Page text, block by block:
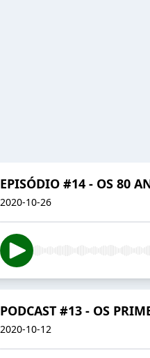
EPISÓDIO #14 - OS 80
2020-10-26
PODCAST #13 - OS
2020-10-12